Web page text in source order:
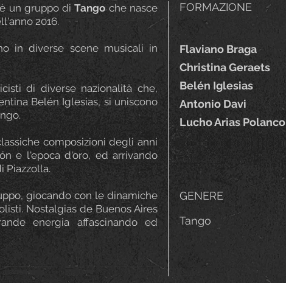
un gruppo diTangoche nasce
2016.
in diverse scene musicali in
di diverse nazionalità che,
Belén Iglesias, si uniscono
composizioni degli anni
e l'epoca d'oro, ed arrivando
Piazzolla.
giocando con le dinamiche
Nostalgias de Buenos Aires
energia affascinando ed
FORMAZIONE
Flaviano Braga
Christina Geraets
Belén Iglesias
Antonio Davi
Lucho Arias Polanco
GENERE
Tango